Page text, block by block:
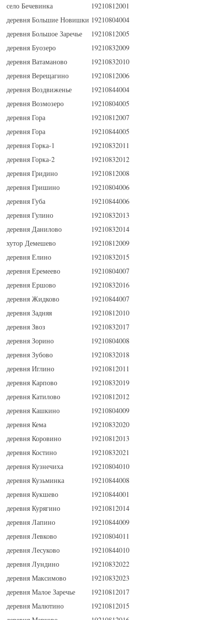
село Бечевинка
19210812001
деревня Большие Новишки 19210804004
деревня Большое Заречье
19210812005
деревня Буозеро
19210832009
деревня Ватаманово
19210832010
деревня Верещагино
19210812006
деревня Воздвиженье
19210844004
деревня Возмозеро
19210804005
деревня Гора
19210812007
деревня Гора
19210844005
деревня Горка-1
19210832011
деревня Горка-2
19210832012
деревня Гридино
19210812008
деревня Гришино
19210804006
деревня Губа
19210844006
деревня Гулино
19210832013
деревня Данилово
19210832014
хутор Демешево
19210812009
деревня Елино
19210832015
деревня Еремеево
19210804007
деревня Ершово
19210832016
деревня Жидково
19210844007
деревня Задняя
19210812010
деревня Звоз
19210832017
деревня Зорино
19210804008
деревня Зубово
19210832018
деревня Иглино
19210812011
деревня Карпово
19210832019
деревня Катилово
19210812012
деревня Кашкино
19210804009
деревня Кема
19210832020
деревня Коровино
19210812013
деревня Костино
19210832021
деревня Кузнечиха
19210804010
деревня Кузьминка
19210844008
деревня Кукшево
19210844001
деревня Курягино
19210812014
деревня Лапино
19210844009
деревня Левково
19210804011
деревня Лесуково
19210844010
деревня Лундино
19210832022
деревня Максимово
19210832023
деревня Малое Заречье
19210812017
деревня Малютино
19210812015